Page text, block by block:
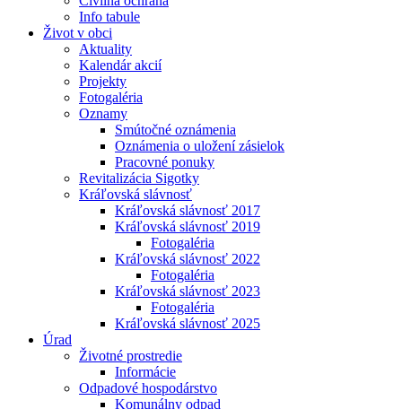
Info tabule
Život v obci
Aktuality
Kalendár akcií
Projekty
Fotogaléria
Oznamy
Smútočné oznámenia
Oznámenia o uložení zásielok
Pracovné ponuky
Revitalizácia Sigotky
Kráľovská slávnosť
Kráľovská slávnosť 2017
Kráľovská slávnosť 2019
Fotogaléria
Kráľovská slávnosť 2022
Fotogaléria
Kráľovská slávnosť 2023
Fotogaléria
Kráľovská slávnosť 2025
Úrad
Životné prostredie
Informácie
Odpadové hospodárstvo
Komunálny odpad